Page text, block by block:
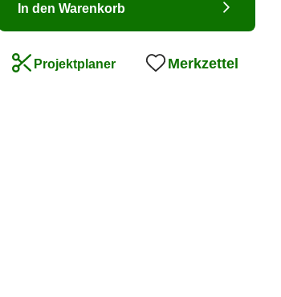
In den Warenkorb
Projektplaner Merkzettel